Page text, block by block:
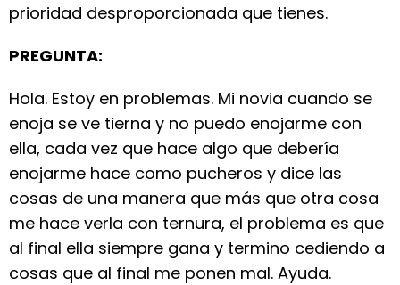
prioridad desproporcionada que tienes.
PREGUNTA:
Hola. Estoy en problemas. Mi novia cuando se
enoja se ve tierna y no puedo enojarme con
ella, cada vez que hace algo que debería
enojarme hace como pucheros y dice las
cosas de una manera que más que otra cosa
me hace verla con ternura, el problema es que
al final ella siempre gana y termino cediendo a
cosas que al final me ponen mal. Ayuda.